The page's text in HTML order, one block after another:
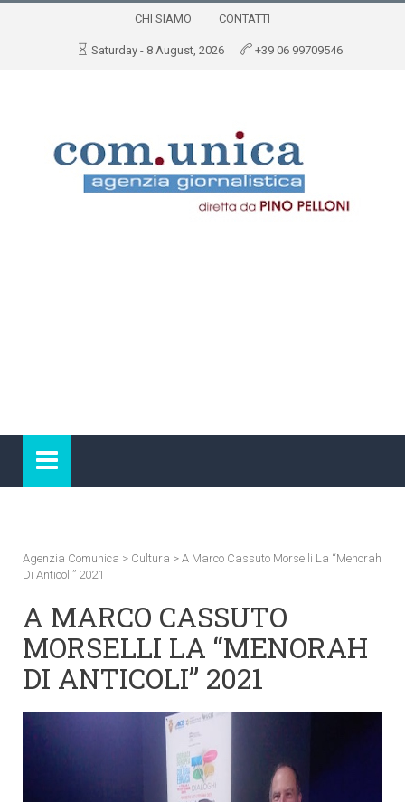
CHI SIAMO CONTATTI
Saturday - 8 August, 2026 +39 06 99709546
Agenzia Comunica > Cultura > A Marco Cassuto Morselli La “Menorah
Di Anticoli” 2021
A MARCO CASSUTO
MORSELLI LA “MENORAH
DI ANTICOLI” 2021